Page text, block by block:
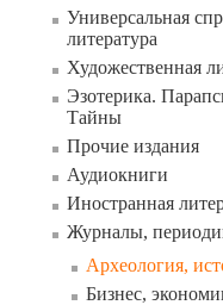
Универсальная
литература
Художественная
Эзотерика.
Тайны
Прочие издания
Аудиокниги
Иностранная
Журналы,
Археология,
Бизнес,